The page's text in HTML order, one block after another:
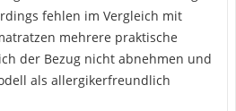
fehlen im Vergleich mit
mehrere praktische
der Bezug nicht abnehmen und
als allergikerfreundlich